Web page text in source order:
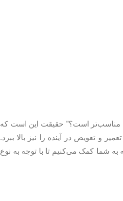
مناسب‌تر است؟” حقیقت این است که
و تعویض در آینده را نیز بالا ببرد.
به شما کمک می‌کنیم تا با توجه به نوع